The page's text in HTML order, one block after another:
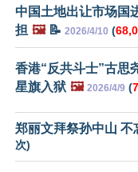
中国土地出让市场国
担 🖼️📝 2026/4/10 (
香港“反共斗士”古思
星旗入狱 🖼️ 2026/4/9 (
郑丽文拜祭孙中山 不
次)